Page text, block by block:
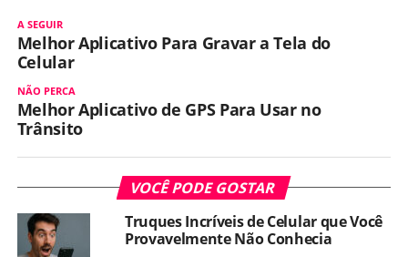
A SEGUIR
Melhor Aplicativo Para Gravar a Tela do
Celular
NÃO PERCA
Melhor Aplicativo de GPS Para Usar no
Trânsito
VOCÊ PODE GOSTAR
Truques Incríveis de Celular que Você
Provavelmente Não Conhecia